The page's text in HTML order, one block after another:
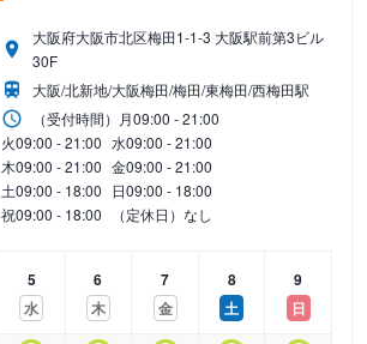
大阪府大阪市北区梅田1-1-3 大阪駅前第3ビル
30F
大阪/北新地/大阪梅田/梅田/東梅田/西梅田駅
（受付時間） 月09:00 - 21:00
火09:00 - 21:00 水09:00 - 21:00
木09:00 - 21:00 金09:00 - 21:00
土09:00 - 18:00 日09:00 - 18:00
祝09:00 - 18:00 （定休日）なし
5
水
6
木
7
金
8
土
9
日